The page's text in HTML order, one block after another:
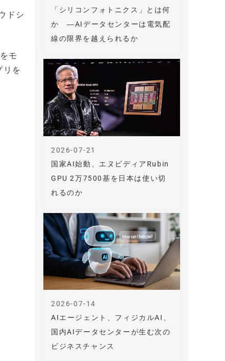
ドシ
モ
リを
「シリコンフォトニクス」とは何
か ―AIデータセンターは電気配
線の限界を越えられるか
国家AI始動、エヌビディアRubin
GPU 2万7500基を日本は使い切
れるのか
2026-07-21
AIエージェント、フィジカルAI、
国内AIデータセンターが生む次の
ビジネスチャンス
2026-07-14